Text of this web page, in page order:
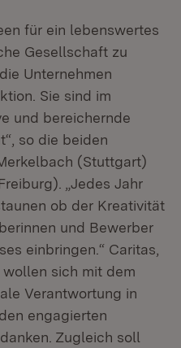
für ein lebenswertes
Gesellschaft zu
Unternehmen
Sie sind im
und bereichernde
so die beiden
(Stuttgart)
„Jedes Jahr
ob der Kreativität
und Bewerber
einbringen.“ Caritas,
sich mit dem
Verantwortung in
engagierten
Zugleich soll